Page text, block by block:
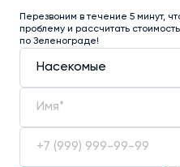
Перезвоним в течение 5 минут,
проблему и рассчитать
по Зеленограде!